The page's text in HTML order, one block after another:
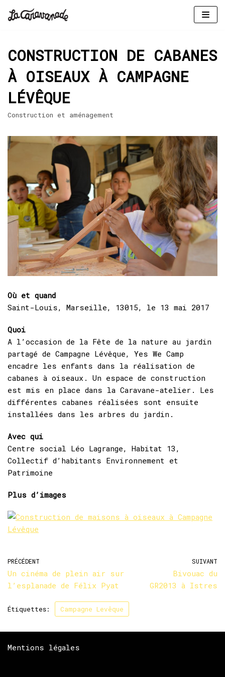
contenu
CONSTRUCTION DE CABANES
À OISEAUX À CAMPAGNE
LÉVÊQUE
Construction et aménagement
Où et quand
Saint-Louis, Marseille, 13015, le 13 mai 2017
Quoi
A l’occasion de la Fête de la nature au jardin
partagé de Campagne Lévêque, Yes We Camp
encadre les enfants dans la réalisation de
cabanes à oiseaux. Un espace de construction
est mis en place dans la Caravane-atelier. Les
différentes cabanes réalisées sont ensuite
installées dans les arbres du jardin.
Avec qui
Centre social Léo Lagrange, Habitat 13,
Collectif d’habitants Environnement et
Patrimoine
Plus d’images
PRÉCÉDENT
Un cinéma de plein air sur
l’esplanade de Félix Pyat
SUIVANT
Bivouac du
GR2013 à Istres
Étiquettes: Campagne Levêque
Mentions légales